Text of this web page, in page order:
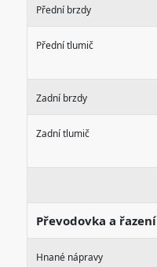
Přední brzdy
Přední tlumič
Zadní brzdy
Zadní tlumič
Převodovka a řazení
Hnané nápravy